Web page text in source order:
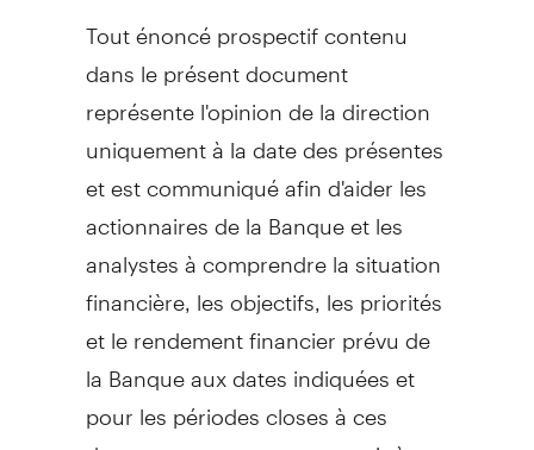
Tout énoncé prospectif contenu
dans le présent document
représente l'opinion de la direction
uniquement à la date des présentes
et est communiqué afin d'aider les
actionnaires de la Banque et les
analystes à comprendre la situation
financière, les objectifs, les priorités
et le rendement financier prévu de
la Banque aux dates indiquées et
pour les périodes closes à ces